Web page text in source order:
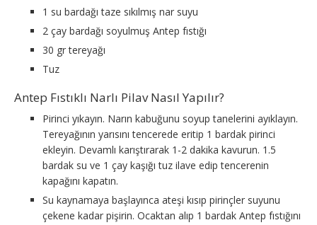
1 su bardağı taze sıkılmış nar suyu
2 çay bardağı soyulmuş Antep fıstığı
30 gr tereyağı
Tuz
Antep Fıstıklı Narlı Pilav Nasıl Yapılır?
Pirinci yıkayın. Narın kabuğunu soyup tanelerini ayıklayın.
Tereyağının yarısını tencerede eritip 1 bardak pirinci
ekleyin. Devamlı karıştırarak 1-2 dakika kavurun. 1.5
bardak su ve 1 çay kaşığı tuz ilave edip tencerenin
kapağını kapatın.
Su kaynamaya başlayınca ateşi kısıp pirinçler suyunu
çekene kadar pişirin. Ocaktan alıp 1 bardak Antep fıstığını